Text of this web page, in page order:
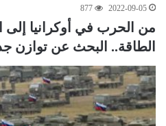
2022-09-05
877
من الحرب في أوكرانيا
الطاقة.. البحث عن توازن